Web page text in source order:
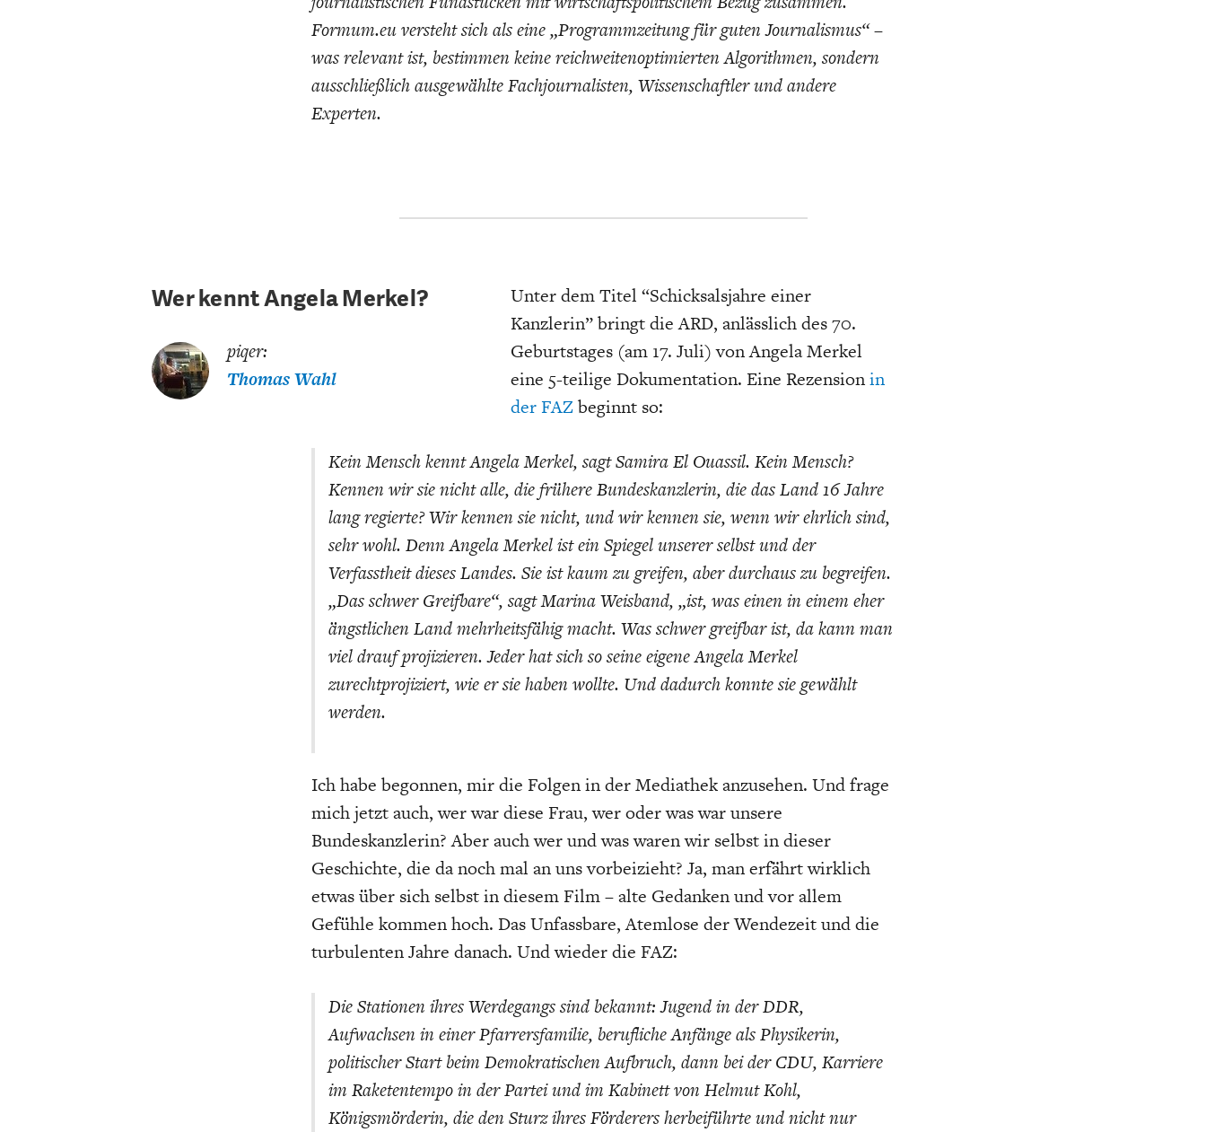
DIE POSITIONEN DER
WIRTSCHAFTSWEISEN
BGE-INFOGRAFIK
UNGLEICHHEIT USA WELTWIRTSCHAFT
Formum.eu versteht sich als eine „Programmzeitung für guten Journalismus“ –
was relevant ist, bestimmen keine reichweitenoptimierten Algorithmen, sondern
ausschließlich ausgewählte Fachjournalisten, Wissenschaftler und andere
Experten.
Wer kennt Angela Merkel?
piqer:
Thomas Wahl
Unter dem Titel “Schicksalsjahre einer
Kanzlerin” bringt die ARD, anlässlich des 70.
Geburtstages (am 17. Juli) von Angela Merkel
eine 5-teilige Dokumentation. Eine Rezensionin
der FAZbeginnt so:
Kein Mensch kennt Angela Merkel, sagt Samira El Ouassil. Kein Mensch?
Kennen wir sie nicht alle, die frühere Bundeskanzlerin, die das Land 16 Jahre
lang regierte? Wir kennen sie nicht, und wir kennen sie, wenn wir ehrlich sind,
sehr wohl. Denn Angela Merkel ist ein Spiegel unserer selbst und der
Verfasstheit dieses Landes. Sie ist kaum zu greifen, aber durchaus zu begreifen.
„Das schwer Greifbare“, sagt Marina Weisband, „ist, was einen in einem eher
ängstlichen Land mehrheitsfähig macht. Was schwer greifbar ist, da kann man
viel drauf projizieren. Jeder hat sich so seine eigene Angela Merkel
zurechtprojiziert, wie er sie haben wollte. Und dadurch konnte sie gewählt
werden.
Ich habe begonnen, mir die Folgen in der Mediathek anzusehen. Und frage
mich jetzt auch, wer war diese Frau, wer oder was war unsere
Bundeskanzlerin? Aber auch wer und was waren wir selbst in dieser
Geschichte, die da noch mal an uns vorbeizieht? Ja, man erfährt wirklich
etwas über sich selbst in diesem Film – alte Gedanken und vor allem
Gefühle kommen hoch. Das Unfassbare, Atemlose der Wendezeit und die
turbulenten Jahre danach. Und wieder die FAZ:
Die Stationen ihres Werdegangs sind bekannt: Jugend in der DDR,
Aufwachsen in einer Pfarrersfamilie, berufliche Anfänge als Physikerin,
politischer Start beim Demokratischen Aufbruch, dann bei der CDU, Karriere
im Raketentempo in der Partei und im Kabinett von Helmut Kohl,
Königsmörderin, die den Sturz ihres Förderers herbeiführte und nicht nur